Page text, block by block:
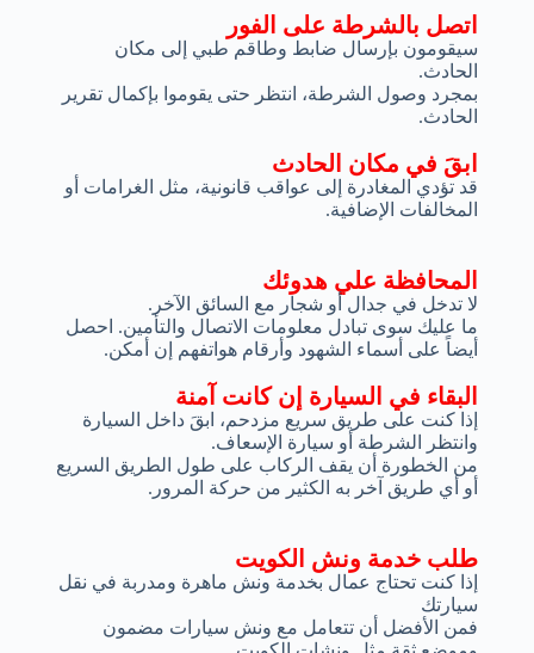
ابقَ في مكان الحادث
قد تؤدي المغادرة إلى عواقب قانونية، مثل الغرامات أو
المخالفات الإضافية.
اتصل بالشرطة على الفور
سيقومون بإرسال ضابط وطاقم طبي إلى مكان
الحادث.
بمجرد وصول الشرطة، انتظر حتى يقوموا بإكمال تقرير
الحادث.
البقاء في السيارة إن كانت آمنة
إذا كنت على طريق سريع مزدحم، ابقَ داخل السيارة
وانتظر الشرطة أو سيارة الإسعاف.
من الخطورة أن يقف الركاب على طول الطريق السريع
أو أي طريق آخر به الكثير من حركة المرور.
المحافظة علي هدوئك
لا تدخل في جدال أو شجار مع السائق الآخر.
ما عليك سوى تبادل معلومات الاتصال والتأمين. احصل
أيضاً على أسماء الشهود وأرقام هواتفهم إن أمكن.
طلب خدمة ونش الكويت
إذا كنت تحتاج عمال بخدمة ونش ماهرة ومدربة في نقل
سيارتك
فمن الأفضل أن تتعامل مع ونش سيارات مضمون